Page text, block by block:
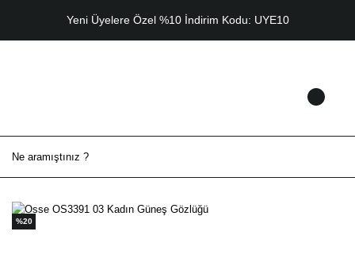
Yeni Üyelere Özel %10 İndirim Kodu: UYE10
%20